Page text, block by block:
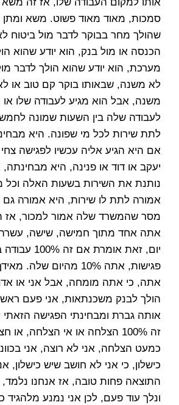
סמכות, מאוד מאוד פשוט. משא ומתן
שהולך מחר בבוקר לדבר מול ביטוח
הכנסה או מול בנק, הוא יודע שהוא
מערכת, הוא יודע שהוא הולך לדבר
לא משנה, שבאותו בוקר קם טוב או
משנה, אבל הוא מגיע לעבודה שלו או
לעבודה שלה בין השעות שמונה
לתת שירות לכל מי שפונה. היא
אם היא הגיע אליה עכשיו לפגישה
יעקב או דוד או פנינה, היא
נותנת את השירות בשעות האלה וכל
אמורה לתת לו שירות, היא אמורה
מסר שהמשרד שלה אמור למכור, אז
אתה אחד מתוך חמישה, שישה, עשרה
פגישות, אתה 10% מהיום
אתה, כי אתה מומחה, אבל אני או
הולך לבנק משכנתאות, אני פעם
זה 100% הצלחה או אי הצלחה,
כמעט הצלחה, אני לא רוצה, אני
כישלון, כי אני לא חושב שיש כישלון,
התוצאה פחות טובה, אז אנחנו
ונלך עוד פעם, לכן אני נמנע מלהגיד